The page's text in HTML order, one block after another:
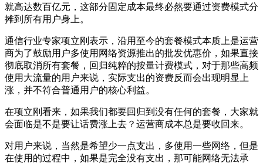
就高达数百亿元，这部分固定成本最终必然要通过资费模式分
摊到所有用户身上。
通信行业专家项立刚表示，沿用至今的套餐模式本质上是运营
商为了鼓励用户多使用网络资源推出的批发优惠价，如果直接
彻底取消所有套餐，回归纯粹的按量计费模式，对于那些高频
使用大流量的用户来说，实际支出的资费反而会出现明显上
涨，并不符合普通用户的核心利益。
在项立刚看来，如果我们都要回归到没有任何的套餐，大家就
会面临是不是要让话费涨上去？运营商成本总是要收回来。
对用户来说，当然是希望少一点支出，多使用一些网络，但是
在使用的过程中，如果是完全没有支出，那可能网络无法承